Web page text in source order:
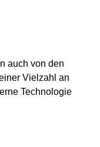
auch von den
Vielzahl an
Technologie